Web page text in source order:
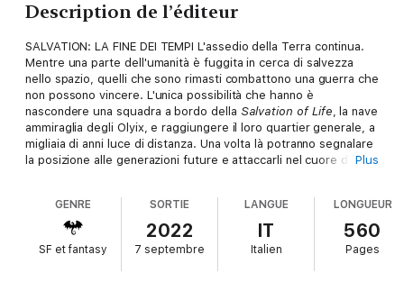
Description de l’éditeur
SALVATION: LA FINE DEI TEMPI L'assedio della Terra continua.
Mentre una parte dell'umanità è fuggita in cerca di salvezza
nello spazio, quelli che sono rimasti combattono una guerra che
non possono vincere. L'unica possibilità che hanno è
nascondere una squadra a bordo della Salvation of Life, la nave
ammiraglia degli Olyix, e raggiungere il loro quartier generale, a
migliaia di anni luce di distanza. Una volta là potranno segnalare
la posizione alle generazioni future e attaccarli nel cuore del
davvero lontana, nel terzo e ultimo romanzo della trilogia
Salvation.
Plus
GENRE
SF et fantasy
SORTIE
2022
7 septembre
LANGUE
IT
Italien
LONGUEUR
560
Pages